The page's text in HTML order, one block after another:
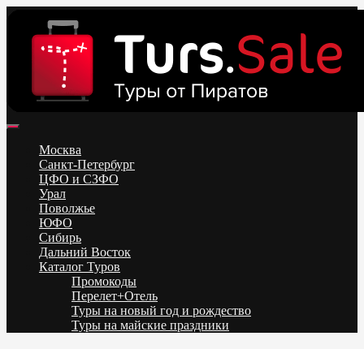
content
Низкие цены на путевки 3-7-10 ночей все включено, отдых на
море. Распродажа экскурсионных и горнолыжных туров.
Обновление каждый день. Официальный сайт Тур Сейл
Москва
Санкт-Петербург
ЦФО и СЗФО
Урал
Поволжье
ЮФО
Сибирь
Дальний Восток
Каталог Туров
Промокоды
Перелет+Отель
Туры на новый год и рождество
Туры на майские праздники